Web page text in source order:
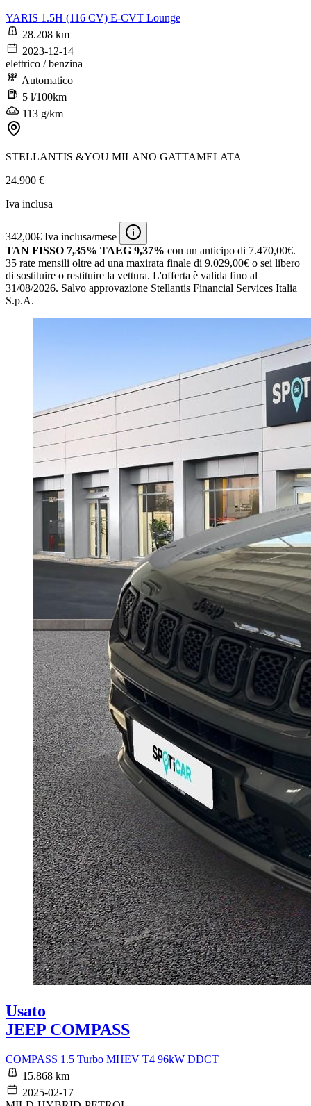
YARIS 1.5H (116 CV) E-CVT Lounge
28.208 km
2023-12-14
elettrico / benzina
Automatico
5 l/100km
113 g/km
STELLANTIS &YOU MILANO GATTAMELATA
24.900 €
Iva inclusa
342,00€ Iva inclusa/mese
TAN FISSO 7,35% TAEG 9,37% con un anticipo di 7.470,00€.
35 rate mensili oltre ad una maxirata finale di 9.029,00€ o sei libero
di sostituire o restituire la vettura. L'offerta è valida fino al
31/08/2026. Salvo approvazione Stellantis Financial Services Italia
S.p.A.
Usato
JEEP COMPASS
COMPASS 1.5 Turbo MHEV T4 96kW DDCT
15.868 km
2025-02-17